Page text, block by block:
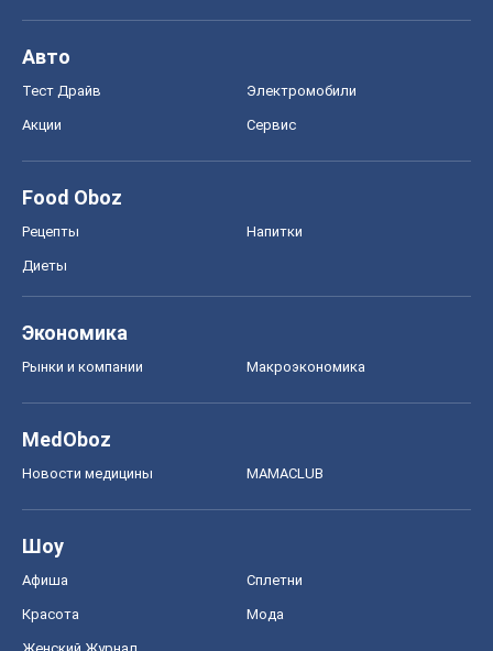
Авто
Тест Драйв Электромобили
Акции Сервис
Food Oboz
Рецепты Напитки
Диеты
Экономика
Рынки и компании Mакроэкономика
MedOboz
Новости медицины MAMACLUB
Шоу
Афиша Сплетни
Красота Мода